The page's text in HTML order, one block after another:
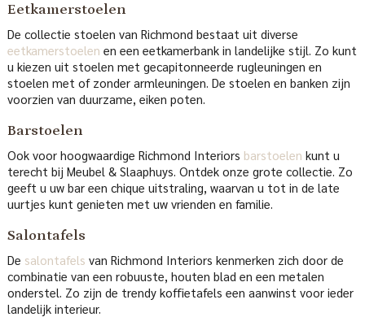
Eetkamerstoelen
De collectie stoelen van Richmond bestaat uit diverse
eetkamerstoelen en een eetkamerbank in landelijke stijl. Zo kunt
u kiezen uit stoelen met gecapitonneerde rugleuningen en
stoelen met of zonder armleuningen. De stoelen en banken zijn
voorzien van duurzame, eiken poten.
Barstoelen
Ook voor hoogwaardige Richmond Interiors barstoelen kunt u
terecht bij Meubel & Slaaphuys. Ontdek onze grote collectie. Zo
geeft u uw bar een chique uitstraling, waarvan u tot in de late
uurtjes kunt genieten met uw vrienden en familie.
Salontafels
De salontafels van Richmond Interiors kenmerken zich door de
combinatie van een robuuste, houten blad en een metalen
onderstel. Zo zijn de trendy koffietafels een aanwinst voor ieder
landelijk interieur.